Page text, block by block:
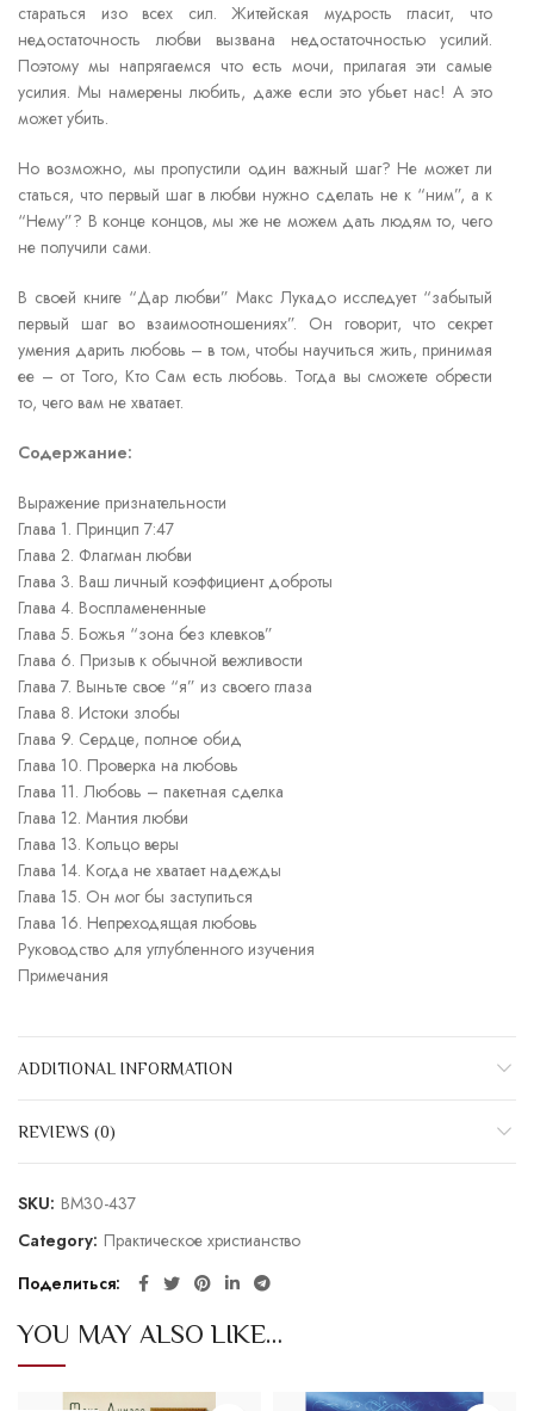
стараться изо всех сил. Житейская мудрость гласит, что
недостаточность любви вызвана недостаточностью усилий.
Поэтому мы напрягаемся что есть мочи, прилагая эти самые
усилия. Мы намерены любить, даже если это убьет нас! А это
может убить.
Но возможно, мы пропустили один важный шаг? Не может ли
статься, что первый шаг в любви нужно сделать не к “ним”, а к
“Нему”? В конце концов, мы же не можем дать людям то, чего
не получили сами.
В своей книге “Дар любви” Макс Лукадо исследует “забытый
первый шаг во взаимоотношениях”. Он говорит, что секрет
умения дарить любовь – в том, чтобы научиться жить, принимая
ее – от Того, Кто Сам есть любовь. Тогда вы сможете обрести
то, чего вам не хватает.
Содержание:
Выражение признательности
Глава 1. Принцип 7:47
Глава 2. Флагман любви
Глава 3. Ваш личный коэффициент доброты
Глава 4. Воспламененные
Глава 5. Божья “зона без клевков”
Глава 6. Призыв к обычной вежливости
Глава 7. Выньте свое “я” из своего глаза
Глава 8. Истоки злобы
Глава 9. Сердце, полное обид
Глава 10. Проверка на любовь
Глава 11. Любовь – пакетная сделка
Глава 12. Мантия любви
Глава 13. Кольцо веры
Глава 14. Когда не хватает надежды
Глава 15. Он мог бы заступиться
Глава 16. Непреходящая любовь
Руководство для углубленного изучения
Примечания
ADDITIONAL INFORMATION
REVIEWS (0)
SKU: BM30-437
Category: Практическое христианство
Поделиться
YOU MAY ALSO LIKE…